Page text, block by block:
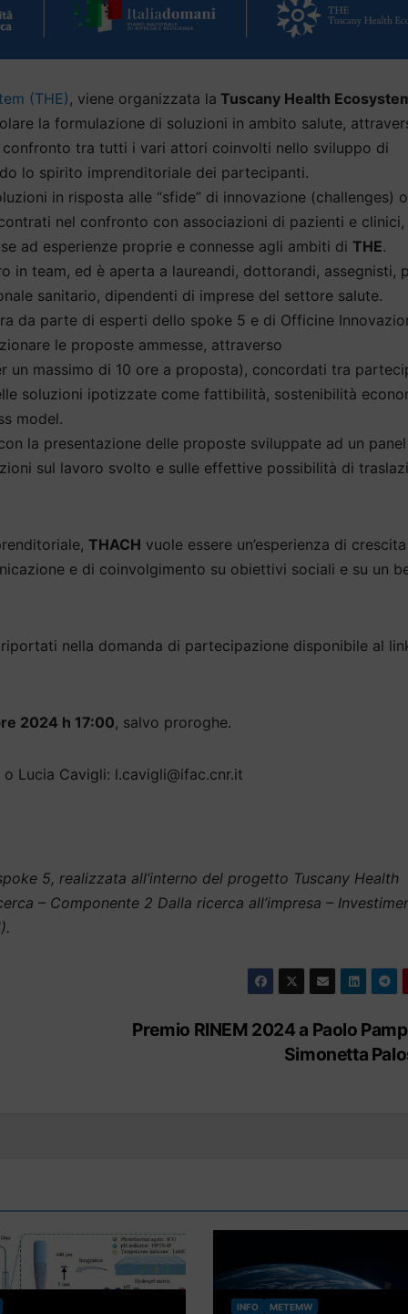
(THE), viene organizzata la Tuscany Health
la formulazione di soluzioni in ambito salute,
tra tutti i vari attori coinvolti nello sviluppo di
lo spirito imprenditoriale dei partecipanti.
in risposta alle “sfide” di innovazione (challenges)
nel confronto con associazioni di pazienti e clinici,
ad esperienze proprie e connesse agli ambiti di THE.
in team, ed è aperta a laureandi, dottorandi, assegnisti,
sanitario, dipendenti di imprese del settore salute.
da parte di esperti dello spoke 5 e di Officine
le proposte ammesse, attraverso
un massimo di 10 ore a proposta), concordati tra
soluzioni ipotizzate come fattibilità, sostenibilità
model.
la presentazione delle proposte sviluppate ad un
sul lavoro svolto e sulle effettive possibilità di
THACH vuole essere un’esperienza di crescita
e di coinvolgimento su obiettivi sociali e su un
nella domanda di partecipazione disponibile al
2024 h 17:00, salvo proroghe.
Lucia Cavigli: l.cavigli@ifac.cnr.it
5, realizzata all’interno del progetto Tuscany Health
– Componente 2 Dalla ricerca all’impresa –
Premio RINEM 2024 a Paolo
Simonetta
INFO METEMW